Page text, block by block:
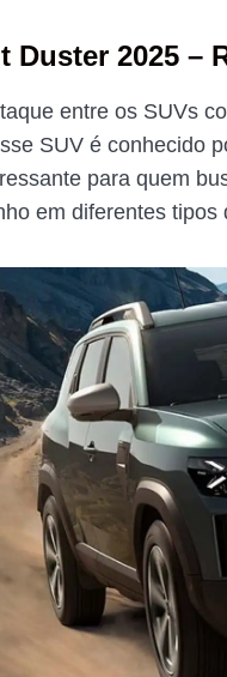
Duster 2025 –
entre os SUVs
SUV é conhecido
para quem
em diferentes tipos